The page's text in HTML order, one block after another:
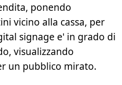
ponendo
vicino alla cassa, per
signage e' in grado di
visualizzando
un pubblico mirato.